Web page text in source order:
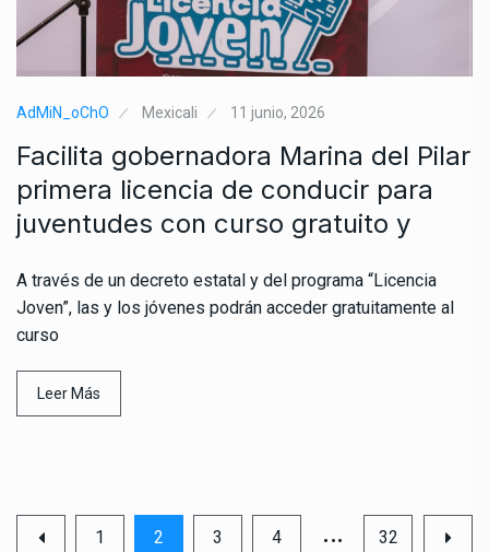
AdMiN_oChO Mexicali 11 junio, 2026
Facilita gobernadora Marina del Pilar
primera licencia de conducir para
juventudes con curso gratuito y
A través de un decreto estatal y del programa “Licencia
Joven”, las y los jóvenes podrán acceder gratuitamente al
curso
Leer Más
1 2 3 4 … 32